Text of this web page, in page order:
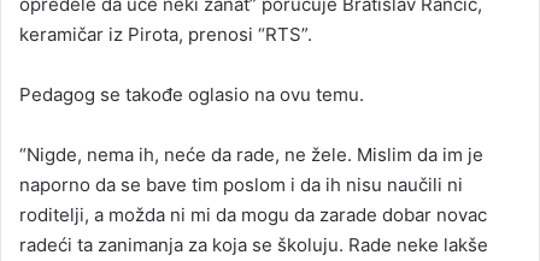
keramičar iz Pirota, prenosi “RTS”.
Pedagog se takođe oglasio na ovu temu.
“Nigde, nema ih, neće da rade, ne žele. Mislim da im je
naporno da se bave tim poslom i da ih nisu naučili ni
roditelji, a možda ni mi da mogu da zarade dobar novac
radeći ta zanimanja za koja se školuju. Rade neke lakše